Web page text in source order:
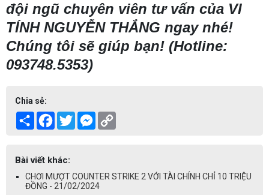
đội ngũ chuyên viên tư vấn của VI
TÍNH NGUYỄN THẮNG ngay nhé!
Chúng tôi sẽ giúp bạn! (Hotline:
093748.5353)
Chia sẻ:
Share Facebook
TwitterMessenger
Bài viết khác:
CHƠI MƯỢT COUNTER STRIKE 2 VỚI TÀI CHÍNH CHỈ 10 TRIỆU
ĐỒNG - 21/02/2024